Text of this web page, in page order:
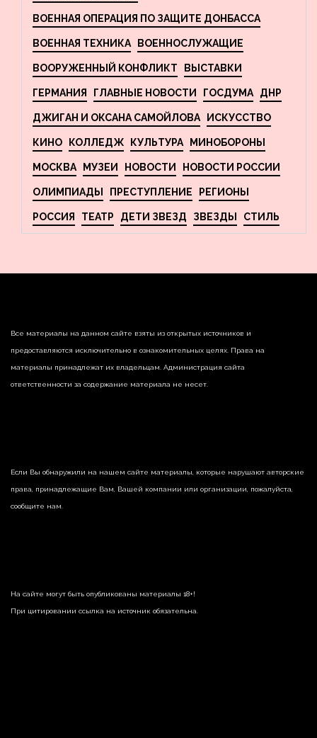
ВОЕННАЯ ОПЕРАЦИЯ ПО ЗАЩИТЕ ДОНБАССА
ВОЕННАЯ ТЕХНИКА ВОЕННОСЛУЖАЩИЕ
ВООРУЖЕННЫЙ КОНФЛИКТ ВЫСТАВКИ
ГЕРМАНИЯ ГЛАВНЫЕ НОВОСТИ ГОСДУМА ДНР
ДЖИГАН И ОКСАНА САМОЙЛОВА ИСКУССТВО
КИНО КОЛЛЕДЖ КУЛЬТУРА МИНОБОРОНЫ
МОСКВА МУЗЕИ НОВОСТИ НОВОСТИ РОССИИ
ОЛИМПИАДЫ ПРЕСТУПЛЕНИЕ РЕГИОНЫ
РОССИЯ ТЕАТР ДЕТИ ЗВЕЗД ЗВЕЗДЫ СТИЛЬ
Все материалы на данном сайте взяты из открытых источников и
предоставляются исключительно в ознакомительных целях. Права на
материалы принадлежат их владельцам. Администрация сайта
ответственности за содержание материала не несет.
Если Вы обнаружили на нашем сайте материалы, которые нарушают авторские
права, принадлежащие Вам, Вашей компании или организации, пожалуйста,
сообщите нам.
На сайте могут быть опубликованы материалы 18+!
При цитировании ссылка на источник обязательна.